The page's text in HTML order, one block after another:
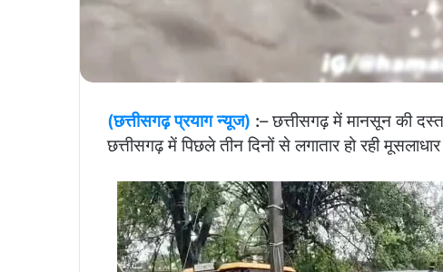
(छत्तीसगढ़ प्रयाग न्यूज) :– छत्तीसगढ़ में मानसून की
छत्तीसगढ़ में पिछले तीन दिनों से लगातार हो रही